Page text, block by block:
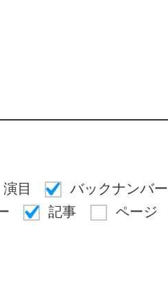
演目
バックナンバー
記事 ページ